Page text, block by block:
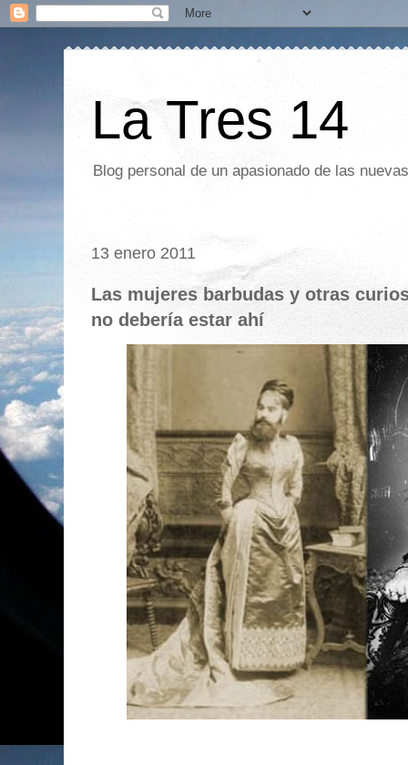
La Tres 14
Blog personal de un apasionado de las
13 enero 2011
Las mujeres barbudas y otras
no debería estar ahí